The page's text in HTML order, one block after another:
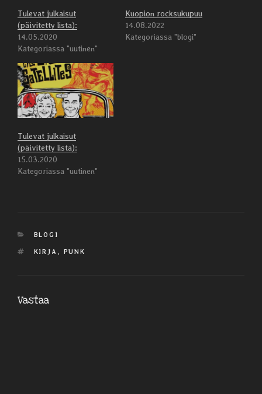
Tulevat julkaisut
(päivitetty lista):
14.05.2020
Kategoriassa "uutinen"
Kuopion rocksukupuu
14.08.2022
Kategoriassa "blogi"
Tulevat julkaisut
(päivitetty lista):
15.03.2020
Kategoriassa "uutinen"
KATEGORIAT
BLOGI
AVAINSANAT
KIRJA , PUNK
Vastaa